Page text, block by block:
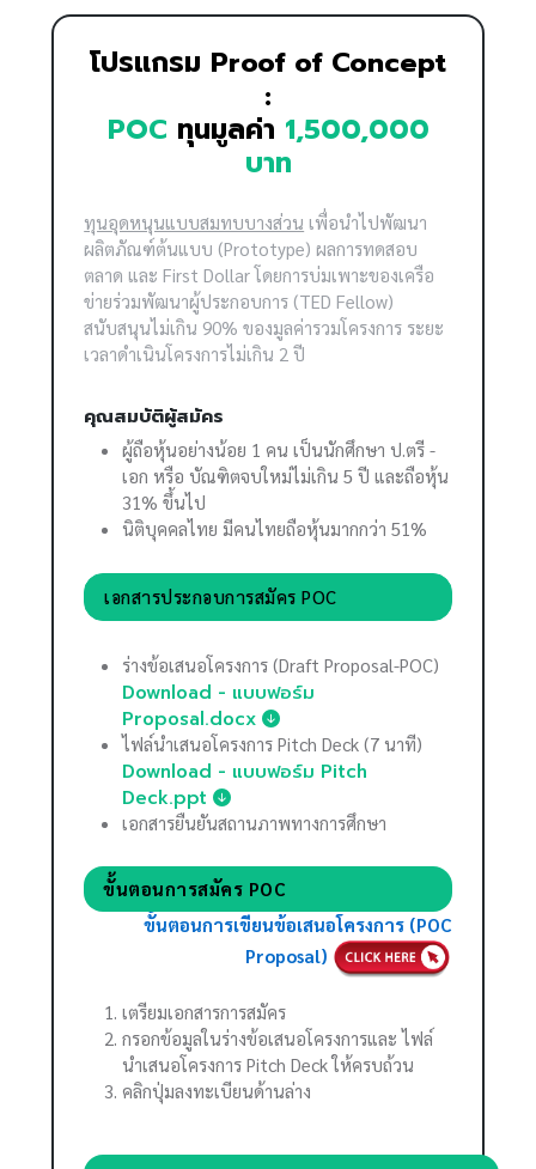
โปรแกรม Proof of Concept
:
POC ทุนมูลค่า 1,500,000
บาท
ทุนอุดหนุนแบบสมทบบางส่วน เพื่อนำไปพัฒนา
ผลิตภัณฑ์ต้นแบบ (Prototype) ผลการทดสอบ
ตลาด และ First Dollar โดยการบ่มเพาะของเครือ
ข่ายร่วมพัฒนาผู้ประกอบการ (TED Fellow)
สนับสนุนไม่เกิน 90% ของมูลค่ารวมโครงการ ระยะ
เวลาดำเนินโครงการไม่เกิน 2 ปี
คุณสมบัติผู้สมัคร
ผู้ถือหุ้นอย่างน้อย 1 คน เป็นนักศึกษา ป.ตรี -
เอก หรือ บัณฑิตจบใหม่ไม่เกิน 5 ปี และถือหุ้น
31% ขึ้นไป
นิติบุคคลไทย มีคนไทยถือหุ้นมากกว่า 51%
เอกสารประกอบการสมัคร POC
ร่างข้อเสนอโครงการ (Draft Proposal-POC)
Download - แบบฟอร์ม
Proposal.docx
ไฟล์นำเสนอโครงการ Pitch Deck (7 นาที)
Download - แบบฟอร์ม Pitch
Deck.ppt
เอกสารยืนยันสถานภาพทางการศึกษา
ขั้นตอนการสมัคร POC
ขั้นตอนการเขียนข้อเสนอโครงการ (POC
Proposal)
เตรียมเอกสารการสมัคร
กรอกข้อมูลในร่างข้อเสนอโครงการและ ไฟล์
นำเสนอโครงการ Pitch Deck ให้ครบถ้วน
คลิกปุ่มลงทะเบียนด้านล่าง